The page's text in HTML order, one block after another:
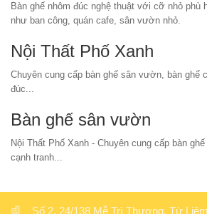
Bàn ghế nhôm đúc nghệ thuật với cỡ nhỏ phù
như ban công, quán cafe, sân vườn nhỏ.
Nội Thất Phố Xanh
Chuyên cung cấp bàn ghế sân vườn, bàn ghế
đúc...
Bàn ghế sân vườn
Nội Thất Phố Xanh - Chuyên cung cấp bàn
cạnh tranh...
Số 2, 24/138 Mễ Trì Thượng, Từ